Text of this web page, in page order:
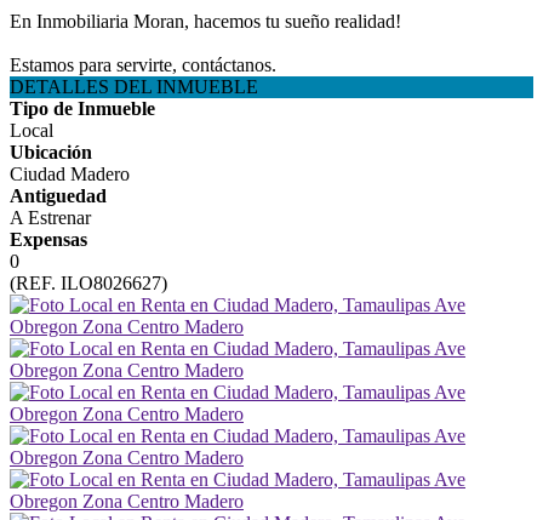
En Inmobiliaria Moran, hacemos tu sueño realidad!
Estamos para servirte, contáctanos.
DETALLES DEL INMUEBLE
Tipo de Inmueble
Local
Ubicación
Ciudad Madero
Antiguedad
A Estrenar
Expensas
0
(REF. ILO8026627)